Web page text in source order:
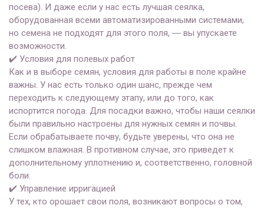
посева). И даже если у нас есть лучшая сеялка,
оборудованная всеми автоматизированными системами,
но семена не подходят для этого поля, ― вы упускаете
возможности.
✔️ Условия для полевых работ
Как и в выборе семян, условия для работы в поле крайне
важны. У нас есть только один шанс, прежде чем
переходить к следующему этапу, или до того, как
испортится погода. Для посадки важно, чтобы наши сеялки
были правильно настроены для нужных семян и почвы.
Если обрабатываете почву, будьте уверены, что она не
слишком влажная. В противном случае, это приведет к
дополнительному уплотнению и, соответственно, головной
боли.
✔️ Управление ирригацией
У тех, кто орошает свои поля, возникают вопросы о том,